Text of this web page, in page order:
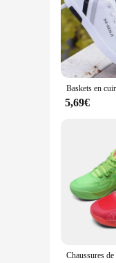
5,69€